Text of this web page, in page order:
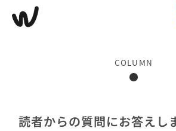
読者からの質問にお答えし
COLUMN